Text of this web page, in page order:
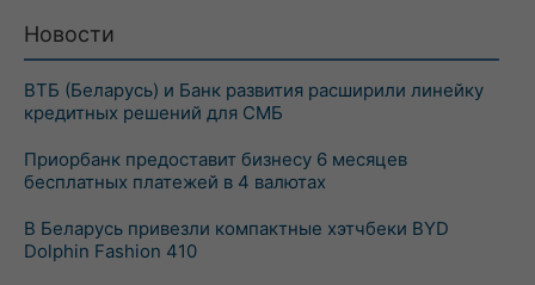
Новости
ВТБ (Беларусь) и Банк развития расширили линейку
кредитных решений для СМБ
Приорбанк предоставит бизнесу 6 месяцев
бесплатных платежей в 4 валютах
В Беларусь привезли компактные хэтчбеки BYD
Dolphin Fashion 410